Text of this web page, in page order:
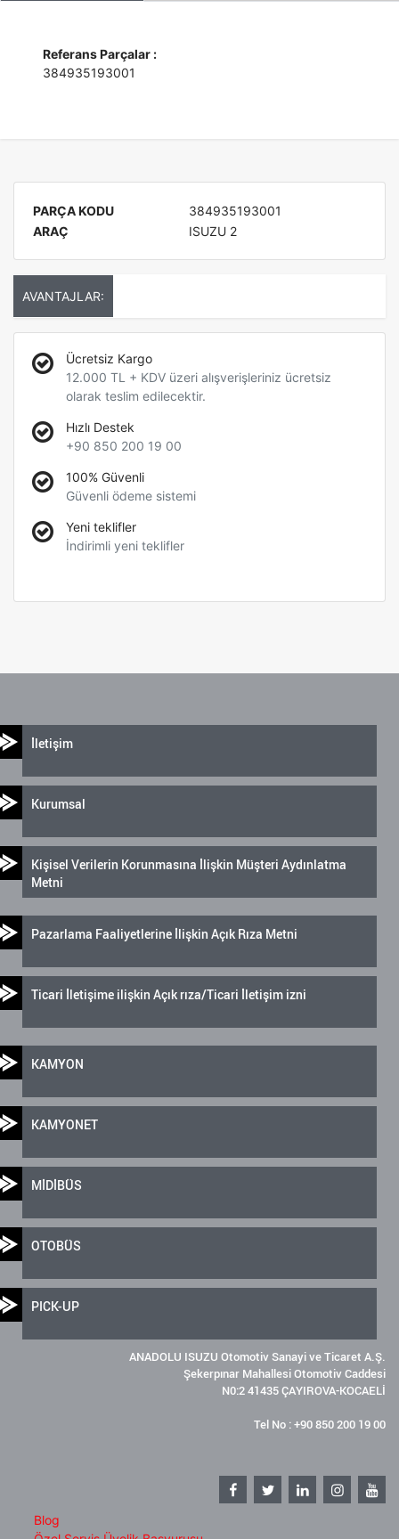
Referans Parçalar :
384935193001
PARÇA KODU
384935193001
ARAÇ
ISUZU 2
AVANTAJLAR:
Ücretsiz Kargo
12.000 TL + KDV üzeri alışverişleriniz ücretsiz
olarak teslim edilecektir.
Hızlı Destek
+90 850 200 19 00
100% Güvenli
Güvenli ödeme sistemi
Yeni teklifler
İndirimli yeni teklifler
İletişim
Kurumsal
Kişisel Verilerin Korunmasına İlişkin Müşteri Aydınlatma
Metni
Pazarlama Faaliyetlerine İlişkin Açık Rıza Metni
Ticari İletişime ilişkin Açık rıza/Ticari İletişim izni
KAMYON
KAMYONET
MİDİBÜS
OTOBÜS
PICK-UP
ANADOLU ISUZU Otomotiv Sanayi ve Ticaret A.Ş.
Şekerpınar Mahallesi Otomotiv Caddesi
N0:2 41435 ÇAYIROVA-KOCAELİ
Tel No : +90 850 200 19 00
Blog